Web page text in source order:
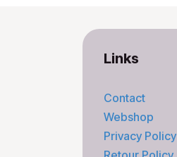
Links
Contact
Webshop
Privacy Policy